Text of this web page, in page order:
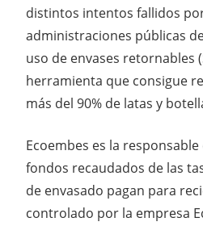
distintos intentos fallidos
administraciones públicas
uso de envases retornables
herramienta que consigue
más del 90% de latas y
Ecoembes es la
fondos recaudados de las
de envasado pagan para
controlado por la empresa